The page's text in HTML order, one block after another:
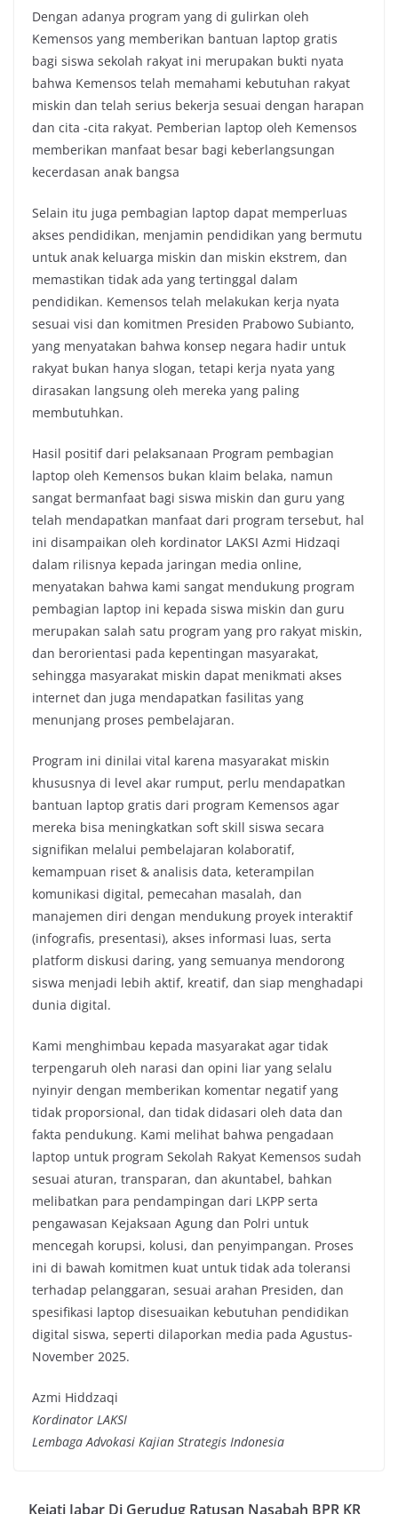
Dengan adanya program yang di gulirkan oleh
Kemensos yang memberikan bantuan laptop gratis
bagi siswa sekolah rakyat ini merupakan bukti nyata
bahwa Kemensos telah memahami kebutuhan rakyat
miskin dan telah serius bekerja sesuai dengan harapan
dan cita -cita rakyat. Pemberian laptop oleh Kemensos
memberikan manfaat besar bagi keberlangsungan
kecerdasan anak bangsa
Selain itu juga pembagian laptop dapat memperluas
akses pendidikan, menjamin pendidikan yang bermutu
untuk anak keluarga miskin dan miskin ekstrem, dan
memastikan tidak ada yang tertinggal dalam
pendidikan. Kemensos telah melakukan kerja nyata
sesuai visi dan komitmen Presiden Prabowo Subianto,
yang menyatakan bahwa konsep negara hadir untuk
rakyat bukan hanya slogan, tetapi kerja nyata yang
dirasakan langsung oleh mereka yang paling
membutuhkan.
Hasil positif dari pelaksanaan Program pembagian
laptop oleh Kemensos bukan klaim belaka, namun
sangat bermanfaat bagi siswa miskin dan guru yang
telah mendapatkan manfaat dari program tersebut, hal
ini disampaikan oleh kordinator LAKSI Azmi Hidzaqi
dalam rilisnya kepada jaringan media online,
menyatakan bahwa kami sangat mendukung program
pembagian laptop ini kepada siswa miskin dan guru
merupakan salah satu program yang pro rakyat miskin,
dan berorientasi pada kepentingan masyarakat,
sehingga masyarakat miskin dapat menikmati akses
internet dan juga mendapatkan fasilitas yang
menunjang proses pembelajaran.
Program ini dinilai vital karena masyarakat miskin
khususnya di level akar rumput, perlu mendapatkan
bantuan laptop gratis dari program Kemensos agar
mereka bisa meningkatkan soft skill siswa secara
signifikan melalui pembelajaran kolaboratif,
kemampuan riset & analisis data, keterampilan
komunikasi digital, pemecahan masalah, dan
manajemen diri dengan mendukung proyek interaktif
(infografis, presentasi), akses informasi luas, serta
platform diskusi daring, yang semuanya mendorong
siswa menjadi lebih aktif, kreatif, dan siap menghadapi
dunia digital.
Kami menghimbau kepada masyarakat agar tidak
terpengaruh oleh narasi dan opini liar yang selalu
nyinyir dengan memberikan komentar negatif yang
tidak proporsional, dan tidak didasari oleh data dan
fakta pendukung. Kami melihat bahwa pengadaan
laptop untuk program Sekolah Rakyat Kemensos sudah
sesuai aturan, transparan, dan akuntabel, bahkan
melibatkan para pendampingan dari LKPP serta
pengawasan Kejaksaan Agung dan Polri untuk
mencegah korupsi, kolusi, dan penyimpangan. Proses
ini di bawah komitmen kuat untuk tidak ada toleransi
terhadap pelanggaran, sesuai arahan Presiden, dan
spesifikasi laptop disesuaikan kebutuhan pendidikan
digital siswa, seperti dilaporkan media pada Agustus-
November 2025.
Azmi Hiddzaqi
Kordinator LAKSI
Lembaga Advokasi Kajian Strategis Indonesia
Kejati Jabar Di Gerudug Ratusan Nasabah BPR KR